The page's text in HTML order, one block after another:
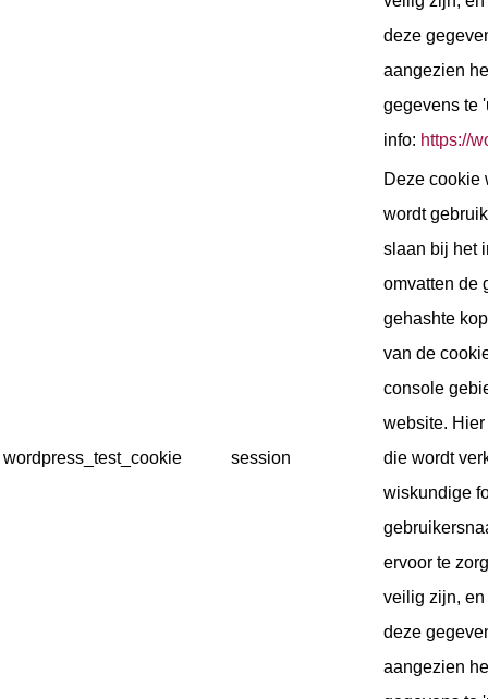
deze
aangezien
gegevens te
info: https://
wordpress_test_cookie session
Deze cookie
wordt
slaan bij het
omvatten de
gehashte
van de
console
website.
die wordt
wiskundige
ervoor te
veilig zijn,
deze
aangezien